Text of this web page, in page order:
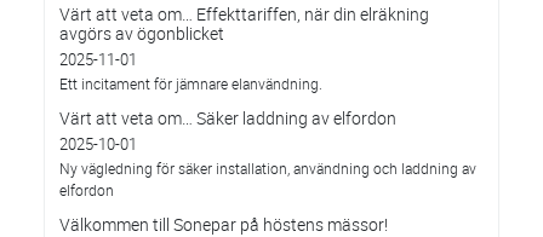
Värt att veta om… Effekttariffen, när din elräkning
avgörs av ögonblicket
2025-11-01
Ett incitament för jämnare elanvändning.
Värt att veta om… Säker laddning av elfordon
2025-10-01
Ny vägledning för säker installation, användning och laddning av
elfordon
Välkommen till Sonepar på höstens mässor!